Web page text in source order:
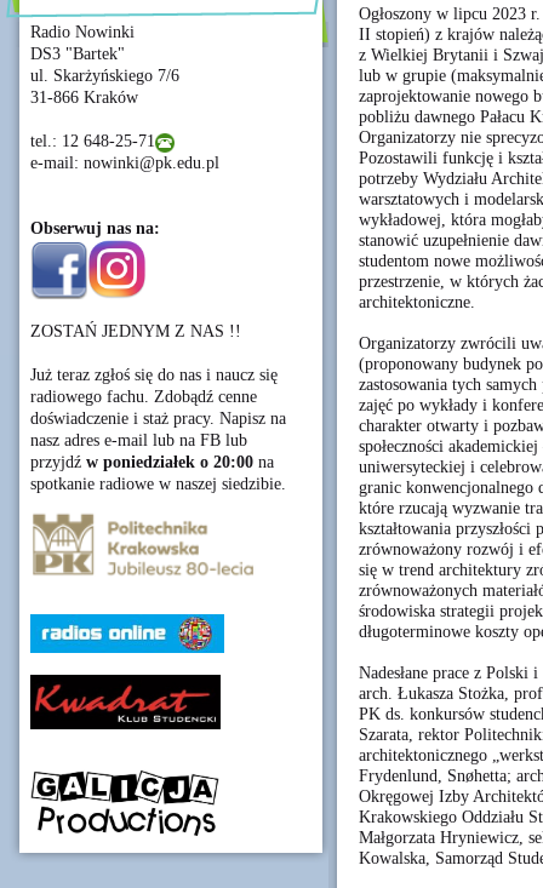
Radio Nowinki
DS3 "Bartek"
ul. Skarżyńskiego 7/6
31-866 Kraków
tel.: 12 648-25-71
e-mail: nowinki@pk.edu.pl
Obserwuj nas na:
ZOSTAŃ JEDNYM Z NAS !!
Już teraz zgłoś się do nas i naucz się
radiowego fachu. Zdobądź cenne
doświadczenie i staż pracy. Napisz na
nasz adres e-mail lub na FB lub
przyjdź w poniedziałek o 20:00 na
spotkanie radiowe w naszej siedzibie.
Ogłoszony w lipcu 2023
II stopień) z krajów
z Wielkiej Brytanii i
lub w grupie
zaprojektowanie nowego
pobliżu dawnego Pałacu
Organizatorzy nie
Pozostawili funkcję i
potrzeby Wydziału
warsztatowych i
wykładowej, która
stanowić uzupełnienie
studentom nowe
przestrzenie, w których
architektoniczne.
Organizatorzy zwrócili
(proponowany budynek
zastosowania tych
zajęć po wykłady i
charakter otwarty i
społeczności
uniwersyteckiej i
granic konwencjonalnego
które rzucają wyzwanie
kształtowania
zrównoważony rozwój i
się w trend architektury
zrównoważonych
środowiska strategii
długoterminowe koszty
Nadesłane prace z
arch. Łukasza Stożka,
PK ds. konkursów
Szarata, rektor
architektonicznego
Frydenlund, Snøhetta;
Okręgowej Izby
Krakowskiego Oddziału
Małgorzata Hryniewicz,
Kowalska, Samorząd